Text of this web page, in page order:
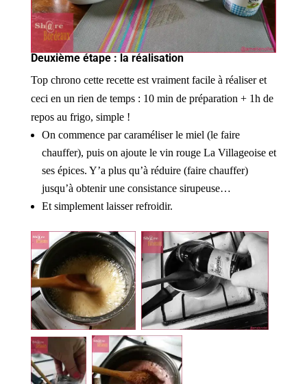
Deuxième étape : la réalisation
Top chrono cette recette est vraiment facile à réaliser et
ceci en un rien de temps : 10 min de préparation + 1h de
repos au frigo, simple !
On commence par caraméliser le miel (le faire
chauffer), puis on ajoute le vin rouge La Villageoise et
ses épices. Y’a plus qu’à réduire (faire chauffer)
jusqu’à obtenir une consistance sirupeuse…
Et simplement laisser refroidir.